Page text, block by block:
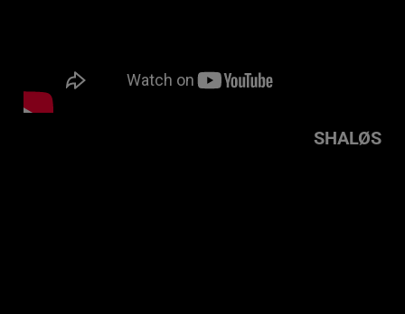
SHALØS